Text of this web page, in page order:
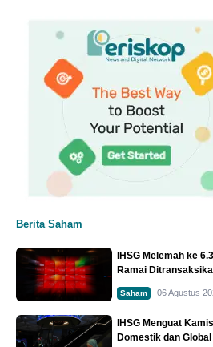
Berita Saham
IHSG Melemah ke
Ramai
Saham 06 Agustus
IHSG Menguat
Domestik dan Global